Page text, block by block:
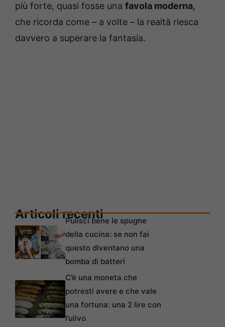
più forte, quasi fosse una favola moderna,
che ricorda come – a volte – la realtà riesca
davvero a superare la fantasia.
Articoli recentiPulisci bene le spugne
della cucina: se non fai
questo diventano una
bomba di batteri
C’è una moneta che
potresti avere e che vale
una fortuna: una 2 lire con
l’ulivo